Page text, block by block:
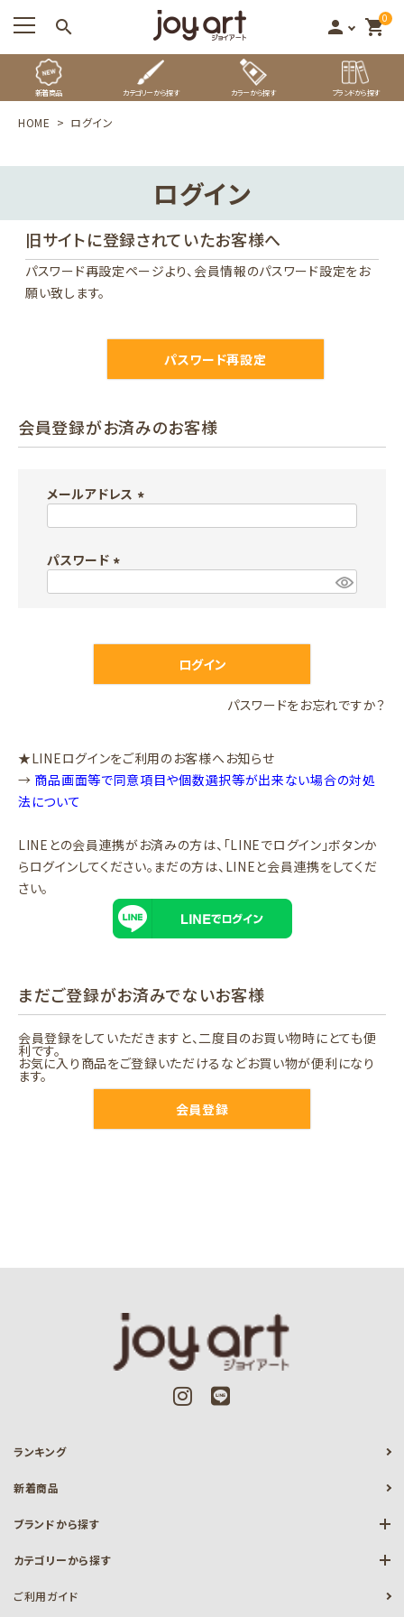
search person 0
shopping_cart
新着商品 カテゴリーから探す カラーから探す ブランドから探す
HOME ログイン
ログイン
旧サイトに登録されていたお客様へ
パスワード再設定ページより、会員情報のパスワード設定をお
願い致します。
パスワード再設定
会員登録がお済みのお客様
メールアドレス
パスワード
)
ログイン
パスワードをお忘れですか？
★LINEログインをご利用のお客様へお知らせ
→ 商品画面等で同意項目や個数選択等が出来ない場合の対処
法について
LINEとの会員連携がお済みの方は、「LINEでログイン」ボタンか
らログインしてください。まだの方は、 LINEと会員連携をしてくだ
さい。
まだご登録がお済みでないお客様
会員登録をしていただきますと、二度目のお買い物時にとても便
利です。
お気に入り商品をご登録いただけるなどお買い物が便利になり
ます。
会員登録
ランキング
新着商品
ブランドから探す
カテゴリーから探す
ご利用ガイド